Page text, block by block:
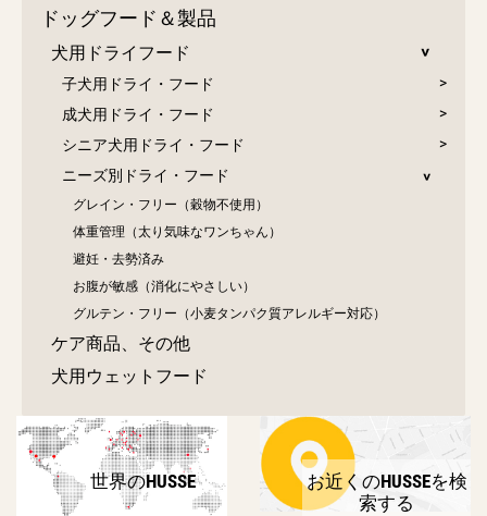
ドッグフード＆製品
犬用ドライフード
子犬用ドライ・フード
成犬用ドライ・フード
シニア犬用ドライ・フード
ニーズ別ドライ・フード
グレイン・フリー（穀物不使用）
体重管理（太り気味なワンちゃん）
避妊・去勢済み
お腹が敏感（消化にやさしい）
グルテン・フリー（小麦タンパク質アレルギー対応）
ケア商品、その他
犬用ウェットフード
世界のHUSSE
お近くのHUSSEを検
索する